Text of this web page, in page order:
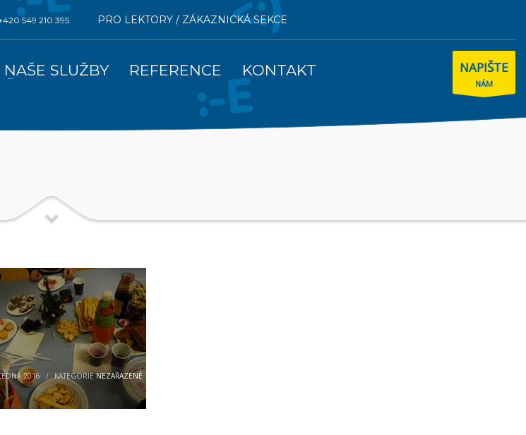
549 210 395 PRO LEKTORY / ZÁKAZNICKÁ SEKCE
NAŠE SLUŽBY REFERENCE KONTAKT NAPIŠTE
NÁM
2016 / KATEGORIENEZAŘAZENÉ